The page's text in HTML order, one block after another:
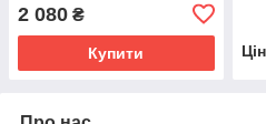
2 080 ₴
Купити